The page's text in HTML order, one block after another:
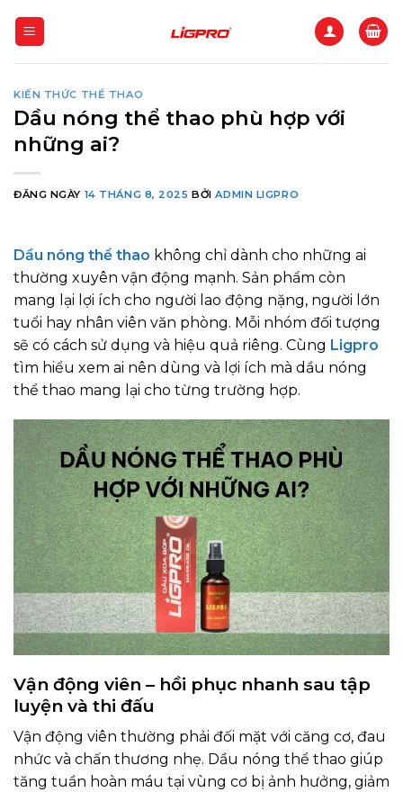
qua
KIẾN THỨC THỂ THAO
Dầu nóng thể thao phù hợp với
những ai?
ĐĂNG NGÀY 14 THÁNG 8, 2025 BỞIADMIN LIGPRO
Dầu nóng thể thao không chỉ dành cho những ai
thường xuyên vận động mạnh. Sản phẩm còn
mang lại lợi ích cho người lao động nặng, người lớn
tuổi hay nhân viên văn phòng. Mỗi nhóm đối tượng
sẽ có cách sử dụng và hiệu quả riêng. Cùng Ligpro
tìm hiểu xem ai nên dùng và lợi ích mà dầu nóng
thể thao mang lại cho từng trường hợp.
Vận động viên – hồi phục nhanh sau tập
luyện và thi đấu
Vận động viên thường phải đối mặt với căng cơ, đau
nhức và chấn thương nhẹ. Dầu nóng thể thao giúp
tăng tuần hoàn máu tại vùng cơ bị ảnh hưởng, giảm